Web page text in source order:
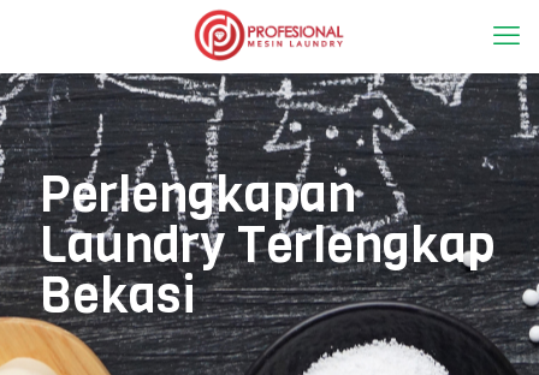
Perlengkapan
Laundry Terlengkap
Bekasi